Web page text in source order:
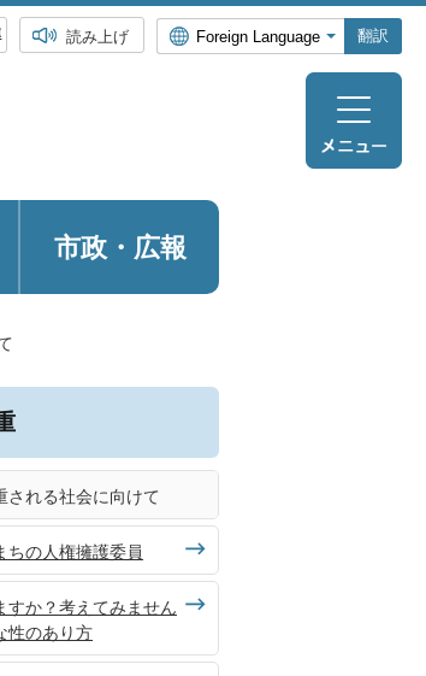
読み上げ 翻訳
市政・広報
される社会に向けて
ちの人権擁護委員
すか？考えてみません
性のあり方